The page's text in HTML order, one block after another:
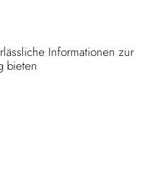
Informationen zur
bieten